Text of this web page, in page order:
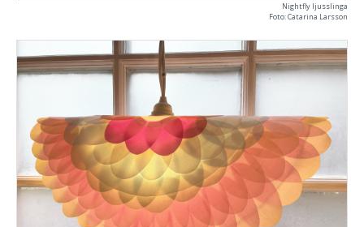
Nightfly ljusslinga
Foto: Catarina Larsson